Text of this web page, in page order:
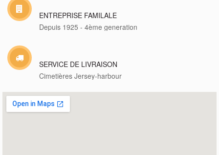
ENTREPRISE FAMILALE
Depuis 1925 - 4ème generation
SERVICE DE LIVRAISON
Cimetières Jersey-harbour